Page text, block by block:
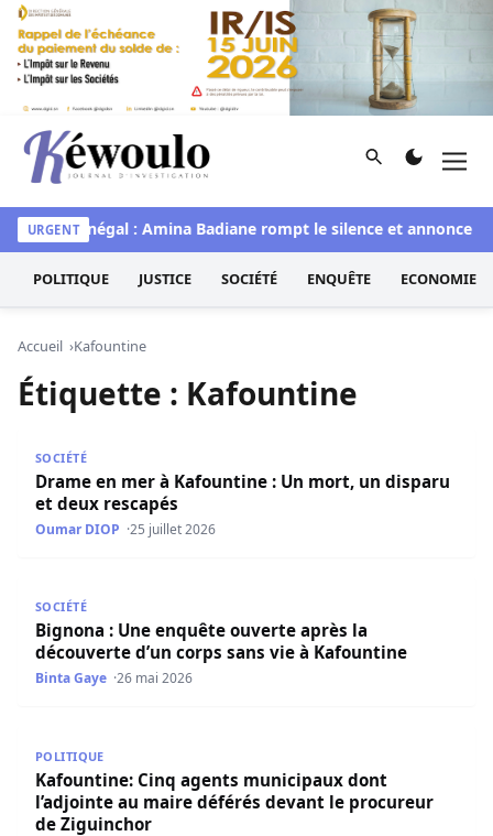
Aller au contenu
Kéwoulo, le premier site d'information et d'investigation
Rechercher
URGENT
Miss Sénégal : Amina Badiane rompt le silence et annonce
POLITIQUE JUSTICE SOCIÉTÉ ENQUÊTE ECONOMIE
Accueil Kafountine
Étiquette : Kafountine
SOCIÉTÉ
Drame en mer à Kafountine : Un mort, un disparu
et deux rescapés
Oumar DIOP 25 juillet 2026
SOCIÉTÉ
Bignona : Une enquête ouverte après la
découverte d’un corps sans vie à Kafountine
Binta Gaye 26 mai 2026
POLITIQUE
Kafountine: Cinq agents municipaux dont
l’adjointe au maire déférés devant le procureur
de Ziguinchor